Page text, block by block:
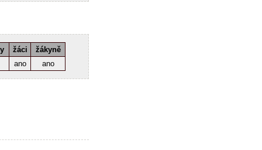
žáci
žákyně
ano
ano